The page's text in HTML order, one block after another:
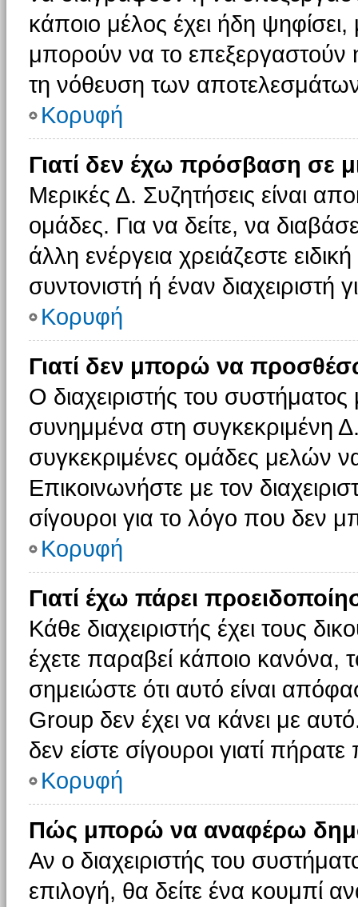
κάποιο μέλος έχει ήδη ψηφίσει,
μπορούν να το επεξεργαστούν
τη νόθευση των
Κορυφή
Γιατί δεν έχω πρόσβαση σε
Μερικές Δ. Συζητήσεις είναι
ομάδες. Για να δείτε, να
άλλη ενέργεια χρειάζεστε
συντονιστή ή έναν διαχειριστή
Κορυφή
Γιατί δεν μπορώ να
Ο διαχειριστής του
συνημμένα στη συγκεκριμένη
συγκεκριμένες ομάδες μελών
Επικοινωνήστε με τον
σίγουροι για το λόγο που δεν
Κορυφή
Γιατί έχω πάρει
Κάθε διαχειριστής έχει τους
έχετε παραβεί κάποιο κανόνα,
σημειώστε ότι αυτό είναι
Group δεν έχει να κάνει με
δεν είστε σίγουροι γιατί
Κορυφή
Πώς μπορώ να αναφέρω
Αν ο διαχειριστής του
επιλογή, θα δείτε ένα κουμπί